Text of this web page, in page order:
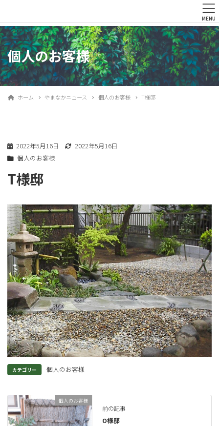
個人のお客様
ホーム やまなかニュース 個人のお客様 T様邸
2022年5月16日
2022年5月16日
個人のお客様
T様邸
カテゴリー 個人のお客様
個人のお客様
前の記事
O様邸
MENU